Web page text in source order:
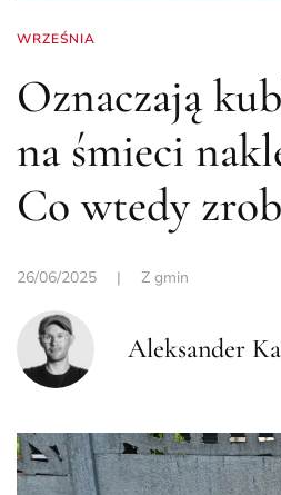
WRZEŚNIA
Oznaczają
na śmieci
Co wtedy
26/06/2025 | Z gmin
Aleksander